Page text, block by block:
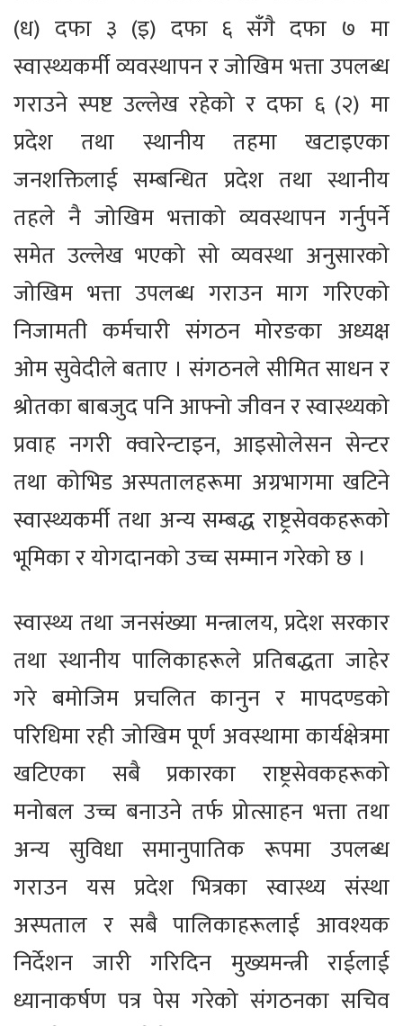
(ध) दफा ३ (इ) दफा ६ सँगै दफा ७ मा
स्वास्थ्यकर्मी व्यवस्थापन र जोखिम भत्ता उपलब्ध
गराउने स्पष्ट उल्लेख रहेको र दफा ६ (२) मा
प्रदेश तथा स्थानीय तहमा खटाइएका
जनशक्तिलाई सम्बन्धित प्रदेश तथा स्थानीय
तहले नै जोखिम भत्ताको व्यवस्थापन गर्नुपर्ने
समेत उल्लेख भएको सो व्यवस्था अनुसारको
जोखिम भत्ता उपलब्ध गराउन माग गरिएको
निजामती कर्मचारी संगठन मोरङका अध्यक्ष
ओम सुवेदीले बताए । संगठनले सीमित साधन र
श्रोतका बाबजुद पनि आफ्नो जीवन र स्वास्थ्यको
प्रवाह नगरी क्वारेन्टाइन, आइसोलेसन सेन्टर
तथा कोभिड अस्पतालहरूमा अग्रभागमा खटिने
स्वास्थ्यकर्मी तथा अन्य सम्बद्ध राष्ट्रसेवकहरूको
भूमिका र योगदानको उच्च सम्मान गरेको छ ।
स्वास्थ्य तथा जनसंख्या मन्त्रालय, प्रदेश सरकार
तथा स्थानीय पालिकाहरूले प्रतिबद्धता जाहेर
गरे बमोजिम प्रचलित कानुन र मापदण्डको
परिधिमा रही जोखिम पूर्ण अवस्थामा कार्यक्षेत्रमा
खटिएका सबै प्रकारका राष्ट्रसेवकहरूको
मनोबल उच्च बनाउने तर्फ प्रोत्साहन भत्ता तथा
अन्य सुविधा समानुपातिक रूपमा उपलब्ध
गराउन यस प्रदेश भित्रका स्वास्थ्य संस्था
अस्पताल र सबै पालिकाहरूलाई आवश्यक
निर्देशन जारी गरिदिन मुख्यमन्त्री राईलाई
ध्यानाकर्षण पत्र पेस गरेको संगठनका सचिव